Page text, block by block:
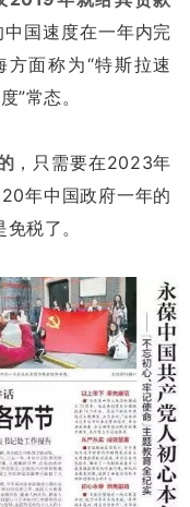
国速度在一年内完
面称为“特斯拉速
”常态。
，只需要在2023年
年中国政府一年的
税了。